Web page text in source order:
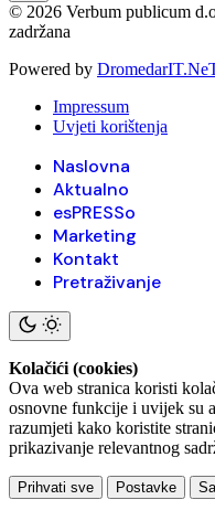
© 2026 Verbum publicum
zadržana
Powered by
Impressum
Uvjeti korištenja
Naslovna
Aktualno
esPRESSo
Marketing
Kontakt
Pretraživanje
Kolačići (cookies)
Ova web stranica koristi
osnovne funkcije i uvijek su
razumjeti kako koristite
prikazivanje relevantnog
Prihvati sve Postavke